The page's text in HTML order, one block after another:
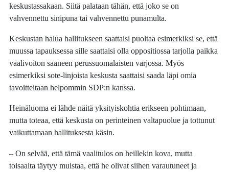
keskustassakaan. Siitä palataan tähän, että joko se on
vahvennettu sinipuna tai vahvennettu punamulta.
Keskustan halua hallitukseen saattaisi puoltaa esimerkiksi se, että
muussa tapauksessa sille saattaisi olla oppositiossa tarjolla paikka
vaalivoiton saaneen perussuomalaisten varjossa. Myös
esimerkiksi sote-linjoista keskusta saattaisi saada läpi omia
tavoitteitaan helpommin SDP:n kanssa.
Heinäluoma ei lähde näitä yksityiskohtia erikseen pohtimaan,
mutta toteaa, että keskusta on perinteinen valtapuolue ja tottunut
vaikuttamaan hallituksesta käsin.
– On selvää, että tämä vaalitulos on heillekin kova, mutta
toisaalta täytyy muistaa, että he olivat siihen varautuneet ja